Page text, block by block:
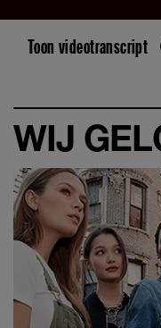
Toon videotranscript
WIJ